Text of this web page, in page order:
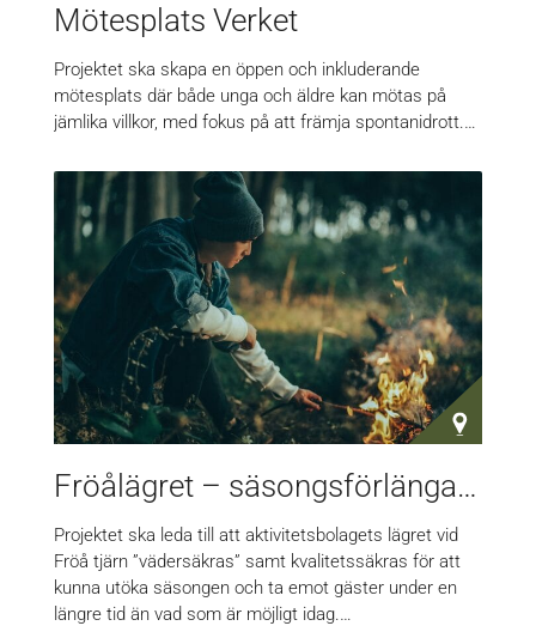
Mötesplats Verket
Projektet ska skapa en öppen och inkluderande
mötesplats där både unga och äldre kan mötas på
jämlika villkor, med fokus på att främja spontanidrott.…
Fröålägret – säsongsförlängande åtgärder
Projektet ska leda till att aktivitetsbolagets lägret vid
Fröå tjärn ”vädersäkras” samt kvalitetssäkras för att
kunna utöka säsongen och ta emot gäster under en
längre tid än vad som är möjligt idag.…